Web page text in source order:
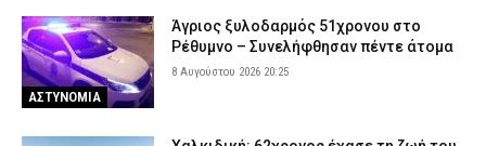
ΑΣΤΥΝΟΜΙΑ
Άγριος ξυλοδαρμός 51χρονου στο
Ρέθυμνο – Συνελήφθησαν πέντε άτομα
8 Αυγούστου 2026 20:25